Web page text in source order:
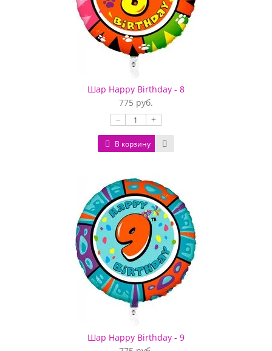
Шар Happy Birthday - 8
775 руб.
– +
В корзину
Шар Happy Birthday - 9